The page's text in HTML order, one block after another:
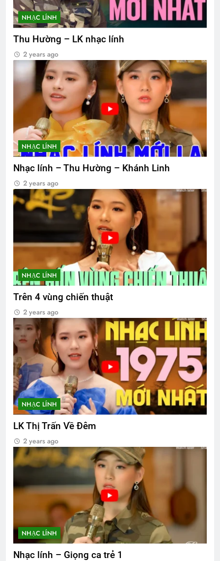
NHẠC LÍNH
Thu Hường – LK nhạc lính
2 years ago
NHẠC LÍNH
Nhạc lính – Thu Hường – Khánh Linh
2 years ago
NHẠC LÍNH
Trên 4 vùng chiến thuật
2 years ago
NHẠC LÍNH
LK Thị Trấn Về Đêm
2 years ago
NHẠC LÍNH
Nhạc lính – Giọng ca trẻ 1